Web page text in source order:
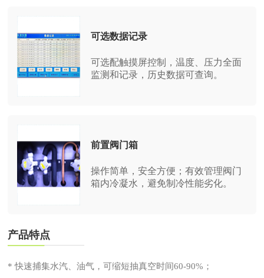
可选数据记录
可选配触摸屏控制，温度、压力全面
监测和记录，历史数据可查询。
前置阀门箱
操作简单，安全方便；有效管理阀门
箱内冷凝水，避免制冷性能劣化。
产品特点
* 快速捕集水汽、油气，可缩短抽真空时间60-90%；